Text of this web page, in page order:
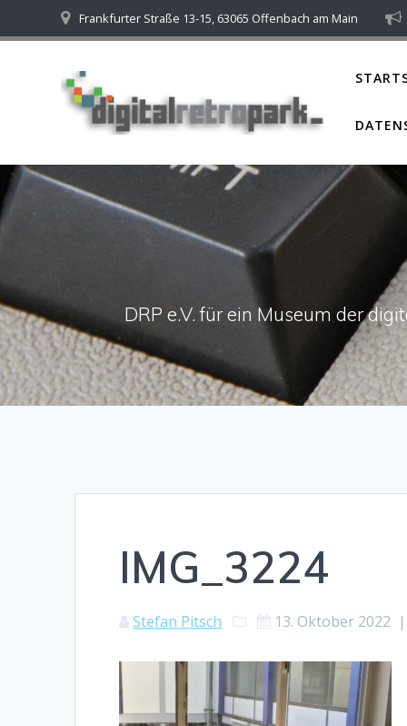
to
Frankfurter Straße 13-15, 63065 Offenbach am Main
DRP e.V. für ein Museum der
IMG_3224
Stefan Pitsch 13. Oktober 2022